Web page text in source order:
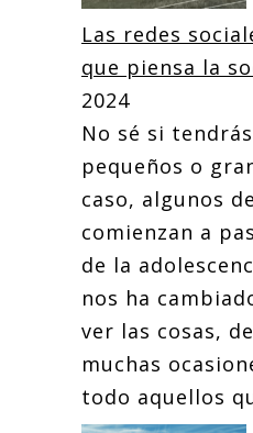
Las redes
que piensa la
2024
No sé si
pequeños o
caso, algunos
comienzan a
de la
nos ha
ver las cosas,
muchas
todo aquellos